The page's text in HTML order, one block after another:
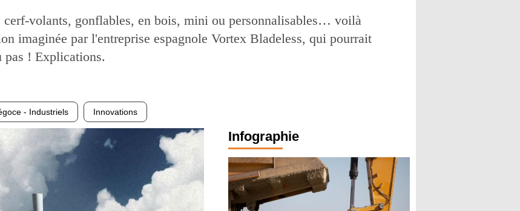
cerf-volants, gonflables, en bois, mini ou personnalisables… voilà
imaginée par l'entreprise espagnole Vortex Bladeless, qui pourrait
! Explications.
- Industriels Innovations
Infographie